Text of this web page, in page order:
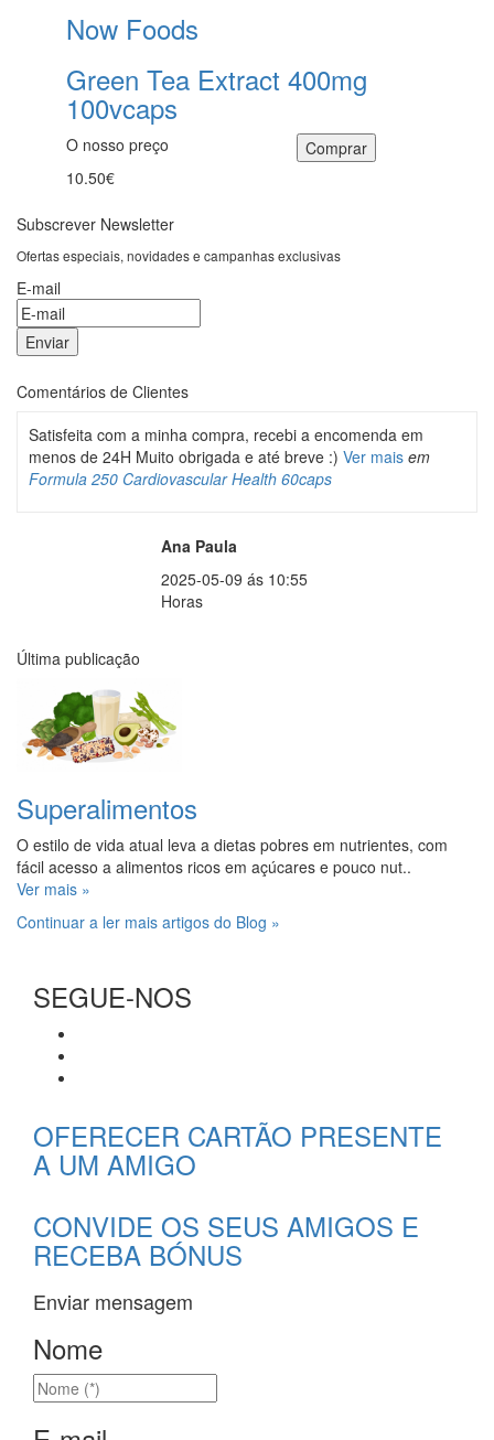
Now Foods
Green Tea Extract 400mg
100vcaps
O nosso preço
10.50€
Subscrever Newsletter
Ofertas especiais, novidades e campanhas exclusivas
E-mail
Comentários de Clientes
Satisfeita com a minha compra, recebi a encomenda em
menos de 24H Muito obrigada e até breve :) Ver mais em
Formula 250 Cardiovascular Health 60caps
Ana Paula
2025-05-09 ás 10:55
Horas
Última publicação
Superalimentos
O estilo de vida atual leva a dietas pobres em nutrientes, com
fácil acesso a alimentos ricos em açúcares e pouco nut..
Ver mais »
Continuar a ler mais artigos do Blog »
SEGUE-NOS
OFERECER CARTÃO PRESENTE
A UM AMIGO
CONVIDE OS SEUS AMIGOS E
RECEBA BÓNUS
Enviar mensagem
Nome